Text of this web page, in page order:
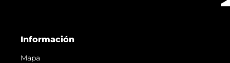
Información
Mapa